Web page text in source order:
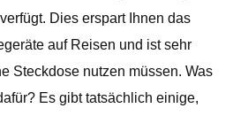
Dies erspart Ihnen das
auf Reisen und ist sehr
Steckdose nutzen müssen. Was
Es gibt tatsächlich einige,